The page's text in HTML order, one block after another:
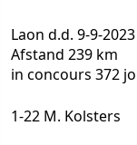
Laon d.d. 9-9-2023
Afstand 239 km
in concours 372
1-22 M. Kolsters